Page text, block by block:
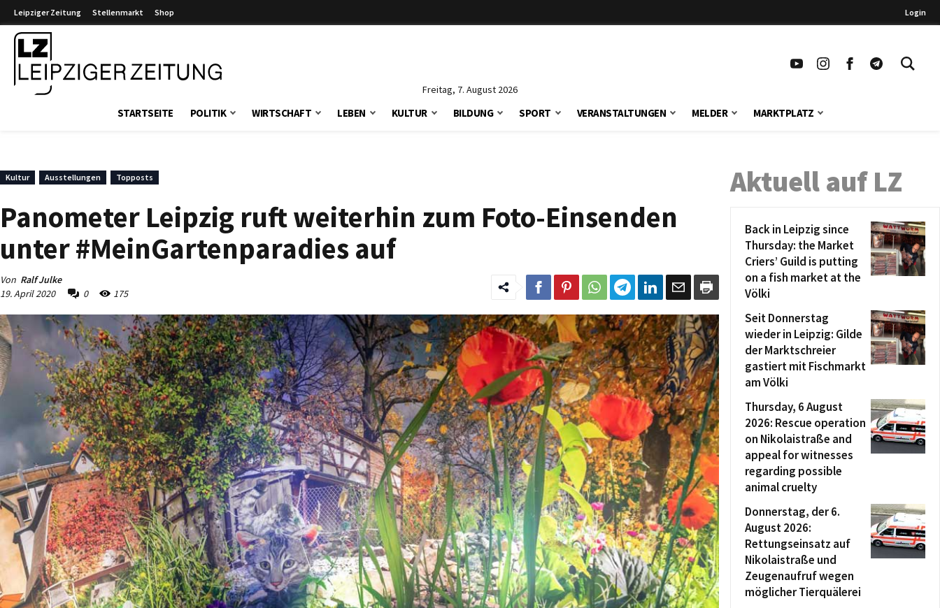
Leipziger Zeitung Stellenmarkt Shop Login
Freitag, 7. August 2026
STARTSEITE POLITIK WIRTSCHAFT LEBEN KULTUR BILDUNG SPORT VERANSTALTUNGEN MELDER MARKTPLATZ
Kultur Ausstellungen Topposts
Panometer Leipzig ruft weiterhin zum Foto-Einsenden
unter #MeinGartenparadies auf
Von Ralf Julke
19. April 2020
0 175
Aktuell auf LZ
Back in Leipzig since
Thursday: the Market
Criers’ Guild is putting
on a fish market at the
Völki
Seit Donnerstag
wieder in Leipzig: Gilde
der Marktschreier
gastiert mit Fischmarkt
am Völki
Thursday, 6 August
2026: Rescue operation
on Nikolaistraße and
appeal for witnesses
regarding possible
animal cruelty
Donnerstag, der 6.
August 2026:
Rettungseinsatz auf
Nikolaistraße und
Zeugenaufruf wegen
möglicher Tierquälerei